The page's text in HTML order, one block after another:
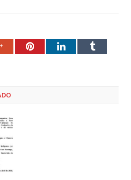
Google+PinterestLinkedInTumblr